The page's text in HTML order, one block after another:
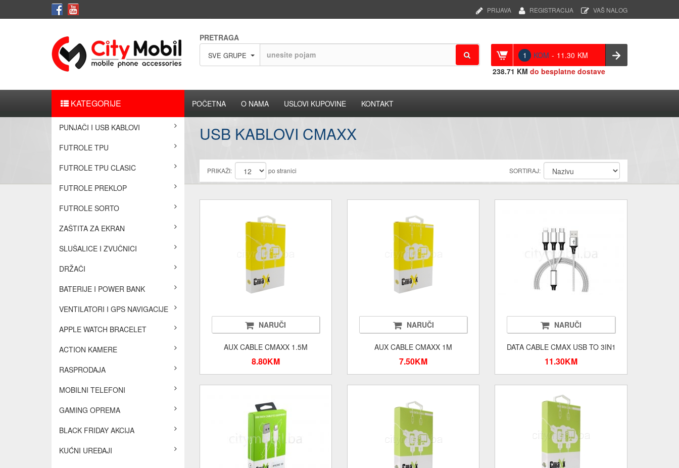
VAŠ NALOG
REGISTRACIJA
PRIJAVA
PRETRAGA
SVE GRUPE 1 KOM - 11.30 KM
238.71 KM do besplatne dostave
KATEGORIJE
PUNJAČI I USB KABLOVI
FUTROLE TPU
FUTROLE TPU CLASIC
FUTROLE PREKLOP
FUTROLE SORTO
ZAŠTITA ZA EKRAN
SLUŠALICE I ZVUČNICI
DRŽAČI
BATERIJE I POWER BANK
VENTILATORI I GPS NAVIGACIJE
APPLE WATCH BRACELET
ACTION KAMERE
RASPRODAJA
MOBILNI TELEFONI
GAMING OPREMA
BLACK FRIDAY AKCIJA
KUĆNI UREĐAJI
POČETNA O NAMA USLOVI KUPOVINE KONTAKT
USB KABLOVI CMAXX
PRIKAŽI: po stranici SORTIRAJ:
NARUČI
AUX CABLE CMAXX 1.5M
8.80KM
NARUČI
AUX CABLE CMAXX 1M
7.50KM
NARUČI
DATA CABLE CMAX USB TO 3IN1
11.30KM